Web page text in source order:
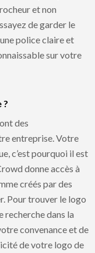
et non
de garder le
police claire et
sur votre
?
des
entreprise. Votre
c’est pourquoi il est
donne accès à
créés par des
Pour trouver le logo
recherche dans la
convenance et de
de votre logo de